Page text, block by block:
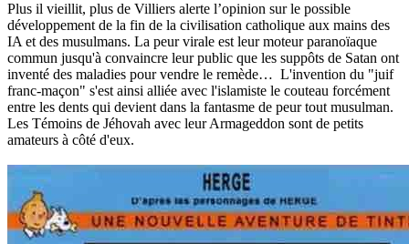
Plus il vieillit, plus de Villiers alerte l’opinion sur le possible
développement de la fin de la civilisation catholique aux mains des
IA et des musulmans. La peur virale est leur moteur paranoïaque
commun jusqu'à convaincre leur public que les suppôts de Satan ont
inventé des maladies pour vendre le remède… L'invention du "juif
franc-maçon" s'est ainsi alliée avec l'islamiste le couteau forcément
entre les dents qui devient dans la fantasme de peur tout musulman.
Les Témoins de Jéhovah avec leur Armageddon sont de petits
amateurs à côté d'eux.